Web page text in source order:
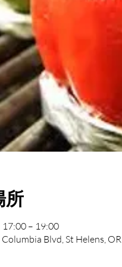
所
– 19:00
Blvd, St Helens,